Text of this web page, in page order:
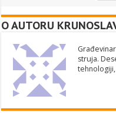
O AUTORU
struja.